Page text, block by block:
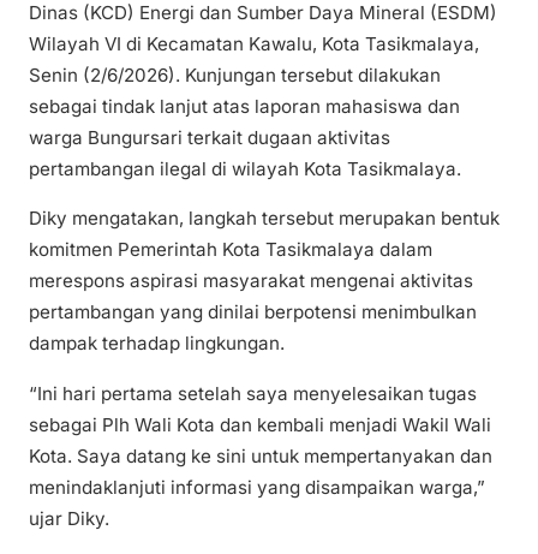
Dinas (KCD) Energi dan Sumber Daya Mineral (ESDM)
Wilayah VI di Kecamatan Kawalu, Kota Tasikmalaya,
Senin (2/6/2026). Kunjungan tersebut dilakukan
sebagai tindak lanjut atas laporan mahasiswa dan
warga Bungursari terkait dugaan aktivitas
pertambangan ilegal di wilayah Kota Tasikmalaya.
Diky mengatakan, langkah tersebut merupakan bentuk
komitmen Pemerintah Kota Tasikmalaya dalam
merespons aspirasi masyarakat mengenai aktivitas
pertambangan yang dinilai berpotensi menimbulkan
dampak terhadap lingkungan.
“Ini hari pertama setelah saya menyelesaikan tugas
sebagai Plh Wali Kota dan kembali menjadi Wakil Wali
Kota. Saya datang ke sini untuk mempertanyakan dan
menindaklanjuti informasi yang disampaikan warga,”
ujar Diky.